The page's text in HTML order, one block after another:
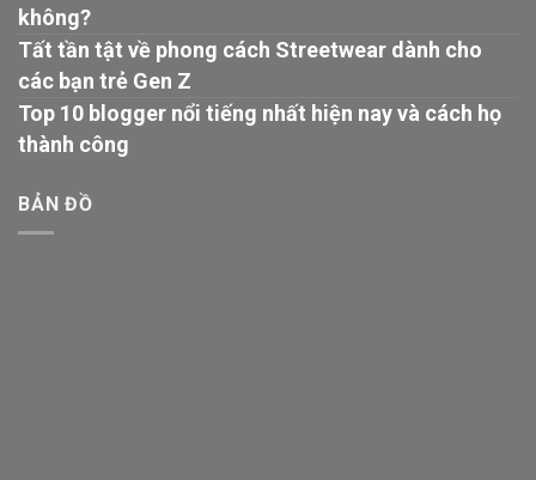
không?
Tất tần tật về phong cách Streetwear dành cho
các bạn trẻ Gen Z
Top 10 blogger nổi tiếng nhất hiện nay và cách họ
thành công
BẢN ĐỒ